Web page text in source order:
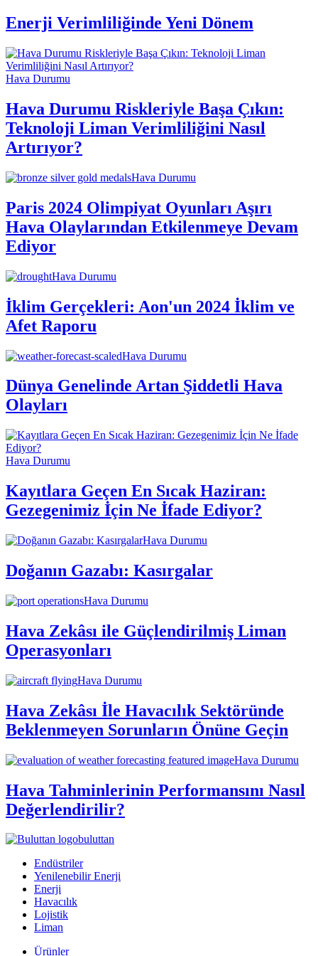
Enerji Verimliliğinde Yeni Dönem
Hava Durumu
Hava Durumu Riskleriyle Başa Çıkın:
Teknoloji Liman Verimliliğini Nasıl
Artırıyor?
Hava Durumu
Paris 2024 Olimpiyat Oyunları Aşırı
Hava Olaylarından Etkilenmeye Devam
Ediyor
Hava Durumu
İklim Gerçekleri: Aon'un 2024 İklim ve
Afet Raporu
Hava Durumu
Dünya Genelinde Artan Şiddetli Hava
Olayları
Hava Durumu
Kayıtlara Geçen En Sıcak Haziran:
Gezegenimiz İçin Ne İfade Ediyor?
Hava Durumu
Doğanın Gazabı: Kasırgalar
Hava Durumu
Hava Zekâsı ile Güçlendirilmiş Liman
Operasyonları
Hava Durumu
Hava Zekâsı İle Havacılık Sektöründe
Beklenmeyen Sorunların Önüne Geçin
Hava Durumu
Hava Tahminlerinin Performansını Nasıl
Değerlendirilir?
buluttan
Endüstriler
Yenilenebilir Enerji
Enerji
Havacılık
Lojistik
Liman
Ürünler